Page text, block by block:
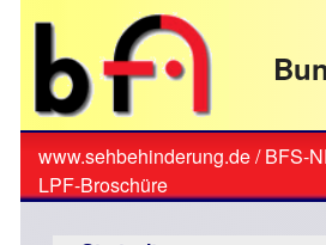
direkt
Textinhalt
Sie
sind
www.sehbehinderung.de/BFS-
LPF-Broschüre